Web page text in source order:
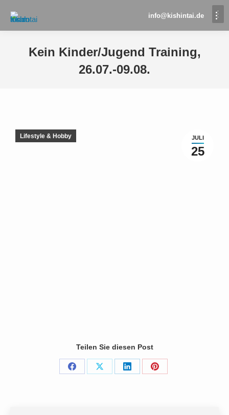
info@kishintai.de
Kein Kinder/Jugend Training,
26.07.-09.08.
JULI
25
Lifestyle & Hobby
Teilen Sie diesen Post
Share
Share
Share
Share